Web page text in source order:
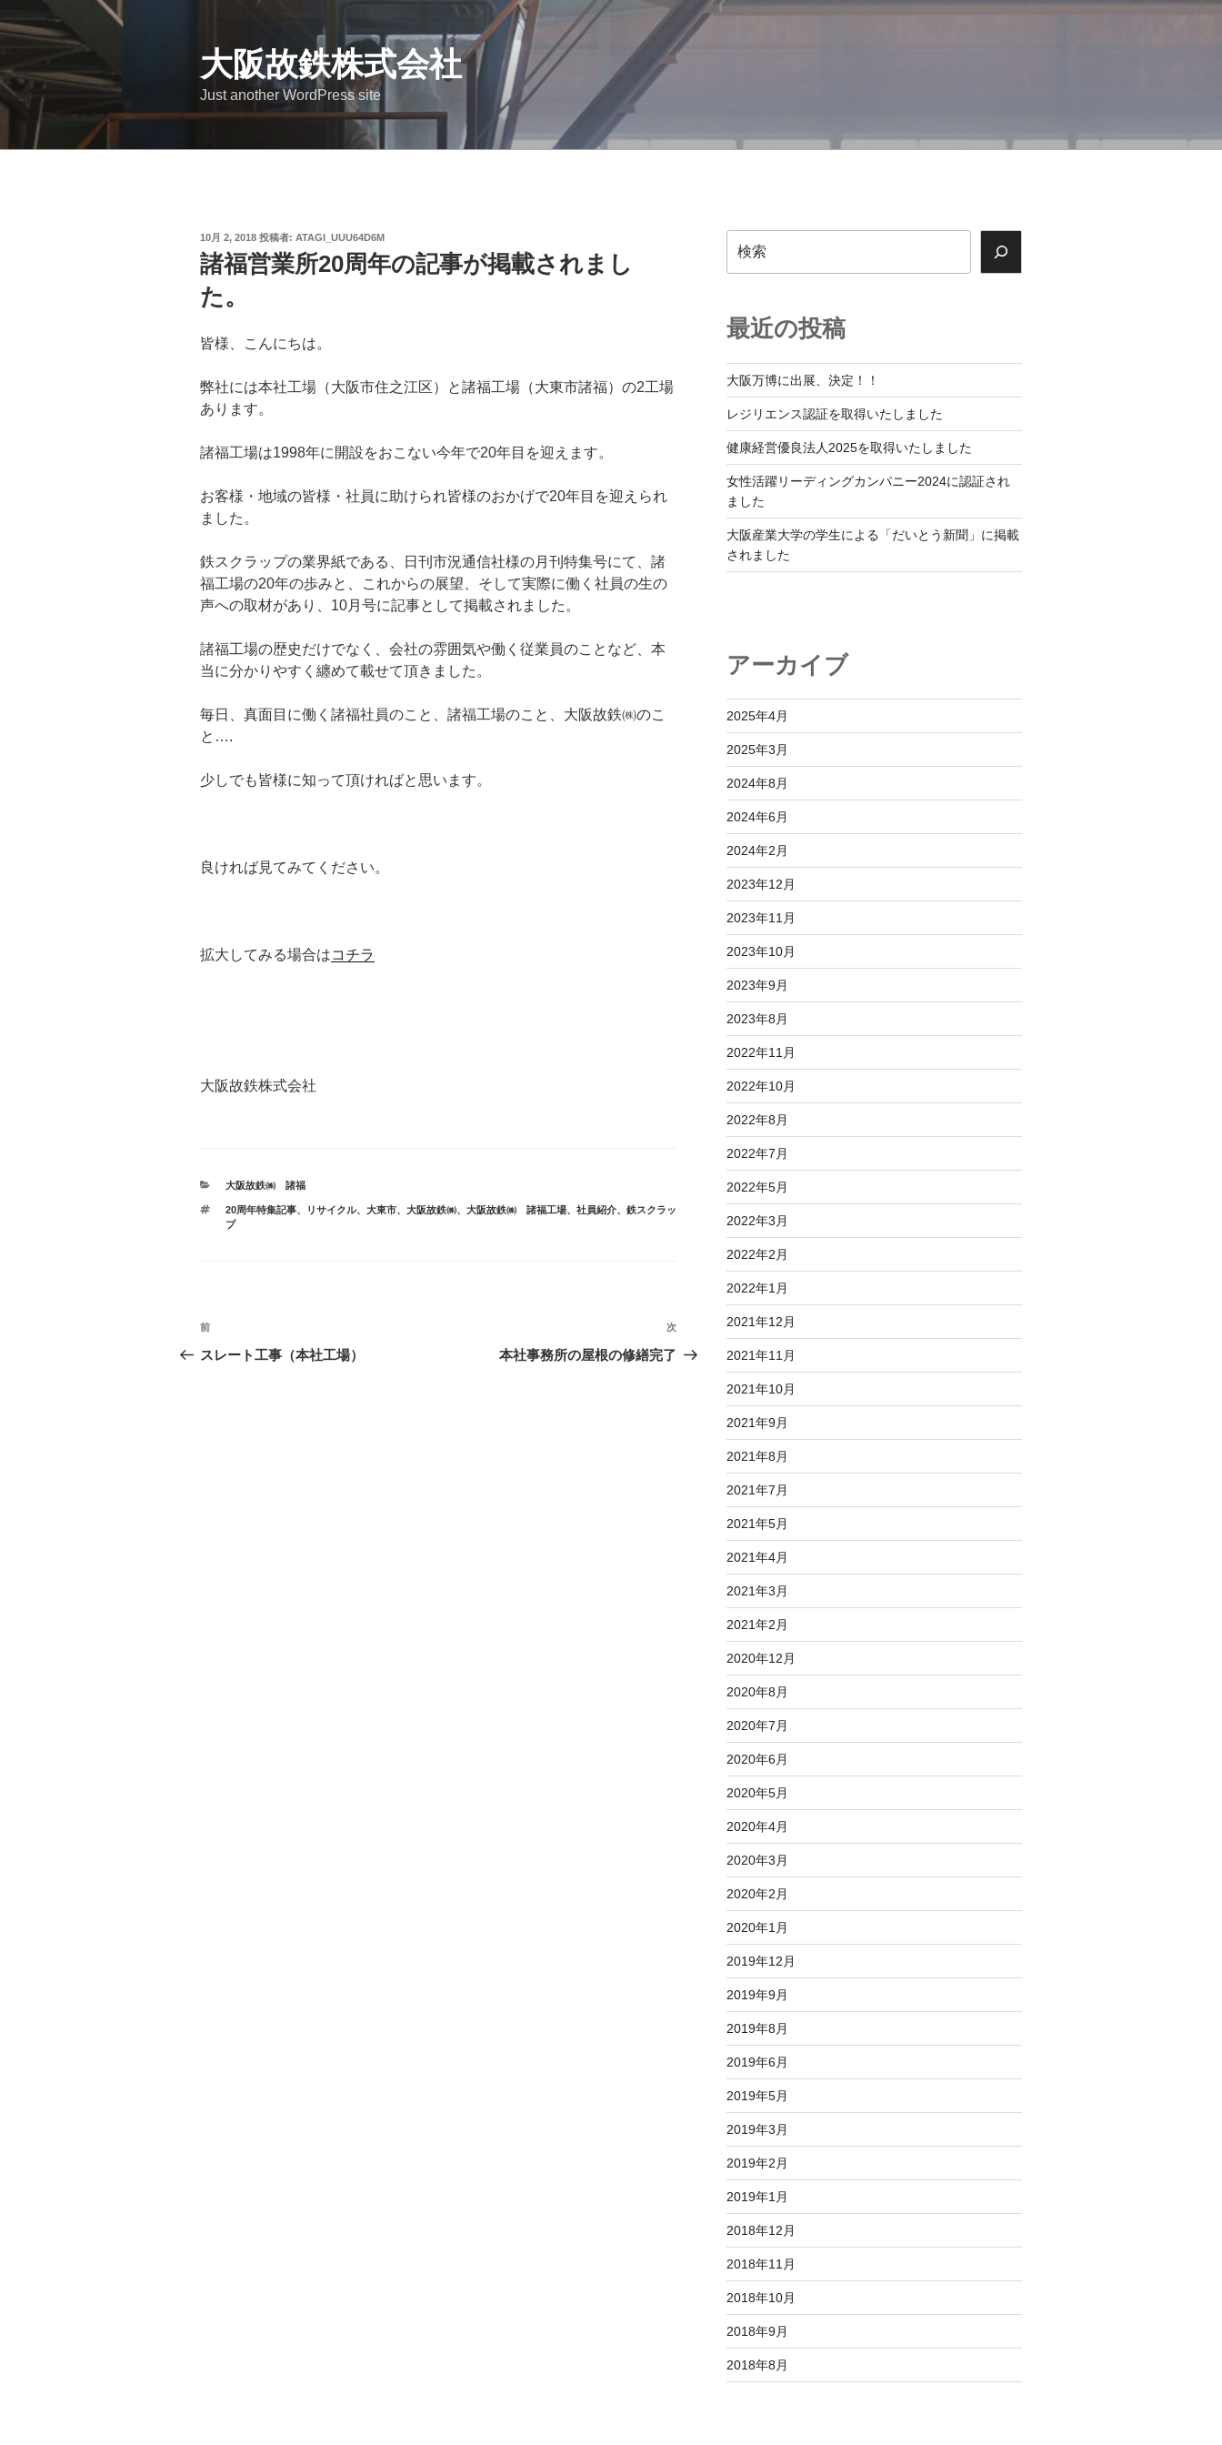
ン
ン
ツ
大阪故鉄株式会社
Just another WordPress site
投
稿
日:
10月 2, 2018 投稿者: ATAGI_UUU64D6M
諸福営業所20周年の記事が掲載されまし
た。
皆様、こんにちは。
弊社には本社工場（大阪市住之江区）と諸福工場（大東市諸福）の2工場
あります。
諸福工場は1998年に開設をおこない今年で20年目を迎えます。
お客様・地域の皆様・社員に助けられ皆様のおかげで20年目を迎えられ
ました。
鉄スクラップの業界紙である、日刊市況通信社様の月刊特集号にて、諸
福工場の20年の歩みと、これからの展望、そして実際に働く社員の生の
声への取材があり、10月号に記事として掲載されました。
諸福工場の歴史だけでなく、会社の雰囲気や働く従業員のことなど、本
当に分かりやすく纏めて載せて頂きました。
毎日、真面目に働く諸福社員のこと、諸福工場のこと、大阪故鉄㈱のこ
と….
少しでも皆様に知って頂ければと思います。
良ければ見てみてください。
拡大してみる場合はコチラ
大阪故鉄株式会社
カ
ゴ
リ
大阪故鉄㈱ 諸福
タ
グ
20周年特集記事、 リサイクル、 大東市、 大阪故鉄㈱、 大阪故鉄㈱ 諸福工場、 社員紹介、 鉄スクラッ
プ
投
稿
前
の
前
スレート工事（本社工場）
次
の
次
本社事務所の屋根の修繕完了
索
最近の投稿
大阪万博に出展、決定！！
レジリエンス認証を取得いたしました
健康経営優良法人2025を取得いたしました
女性活躍リーディングカンパニー2024に認証され
ました
大阪産業大学の学生による「だいとう新聞」に掲載
されました
アーカイブ
2025年4月
2025年3月
2024年8月
2024年6月
2024年2月
2023年12月
2023年11月
2023年10月
2023年9月
2023年8月
2022年11月
2022年10月
2022年8月
2022年7月
2022年5月
2022年3月
2022年2月
2022年1月
2021年12月
2021年11月
2021年10月
2021年9月
2021年8月
2021年7月
2021年5月
2021年4月
2021年3月
2021年2月
2020年12月
2020年8月
2020年7月
2020年6月
2020年5月
2020年4月
2020年3月
2020年2月
2020年1月
2019年12月
2019年9月
2019年8月
2019年6月
2019年5月
2019年3月
2019年2月
2019年1月
2018年12月
2018年11月
2018年10月
2018年9月
2018年8月